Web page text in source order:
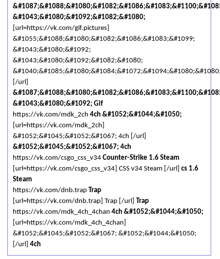
&#1043;&#1080;&#1092;&#1082;&#1080;
[url=https://vk.com/gif.pictures]
&#1055;&#1088;&#1080;&#1082;&#1086;&#1083;&#1099;
&#1043;&#1080;&#1092;
&#1043;&#1080;&#1092;&#1082;&#1080;
[/url]
&#1043;&#1080;&#1092; Gif
https://vk.com/mdk_2ch 4ch &#1052;&#1044;&#1050;
[url=https://vk.com/mdk_2ch]
&#1052;&#1045;&#1052;&#1067; 4ch [/url]
&#1052;&#1045;&#1052;&#1067; 4ch
https://vk.com/csgo_css_v34 Counter-Strike 1.6 Steam
[url=https://vk.com/csgo_css_v34] CSS v34 Steam [/url] cs 1.6
Steam
https://vk.com/dnb.trap Trap
[url=https://vk.com/dnb.trap] Trap [/url]
Trap
https://vk.com/mdk_4ch_4chan 4ch &#1052;&#1044;&#1050;
[url=https://vk.com/mdk_4ch_4chan]
&#1052;&#1045;&#1052;&#1067; &#1052;&#1044;&#1050;
[/url] 4ch